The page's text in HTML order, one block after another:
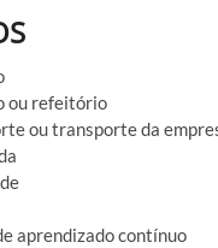
ou refeitório
ou transporte da
aprendizado contínuo